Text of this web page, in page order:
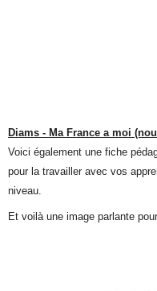
Diams - Ma France a moi
Voici également une fiche
pour la travailler avec vos
niveau.
Et voilà une image parlante